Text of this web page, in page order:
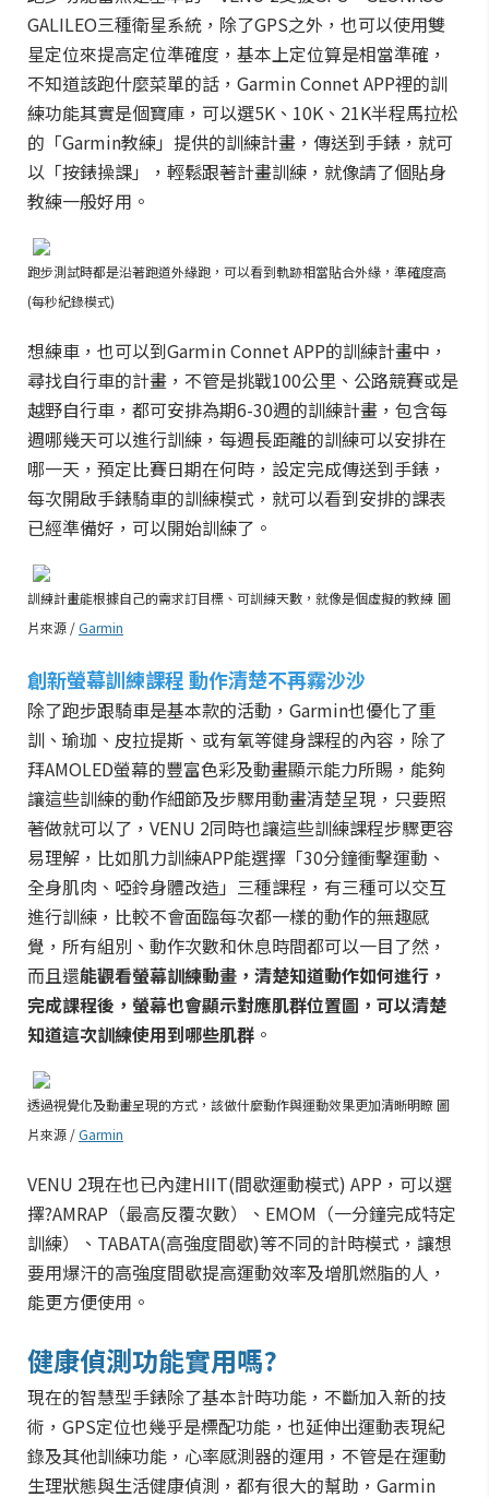
GALILEO三種衛星系統，除了GPS之外，也可以使用雙
星定位來提高定位準確度，基本上定位算是相當準確，
不知道該跑什麼菜單的話，Garmin Connet APP裡的訓
練功能其實是個寶庫，可以選5K、10K、21K半程馬拉松
的「Garmin教練」提供的訓練計畫，傳送到手錶，就可
以「按錶操課」，輕鬆跟著計畫訓練，就像請了個貼身
教練一般好用。
跑步測試時都是沿著跑道外緣跑，可以看到軌跡相當貼合外緣，準確度高
(每秒紀錄模式)
想練車，也可以到Garmin Connet APP的訓練計畫中，
尋找自行車的計畫，不管是挑戰100公里、公路競賽或是
越野自行車，都可安排為期6-30週的訓練計畫，包含每
週哪幾天可以進行訓練，每週長距離的訓練可以安排在
哪一天，預定比賽日期在何時，設定完成傳送到手錶，
每次開啟手錶騎車的訓練模式，就可以看到安排的課表
已經準備好，可以開始訓練了。
訓練計畫能根據自己的需求訂目標、可訓練天數，就像是個虛擬的教練 圖
片來源 /Garmin
創新螢幕訓練課程 動作清楚不再霧沙沙
除了跑步跟騎車是基本款的活動，Garmin也優化了重
訓、瑜珈、皮拉提斯、或有氧等健身課程的內容，除了
拜AMOLED螢幕的豐富色彩及動畫顯示能力所賜，能夠
讓這些訓練的動作細節及步驟用動畫清楚呈現，只要照
著做就可以了， VENU 2同時也讓這些訓練課程步驟更容
易理解，比如肌力訓練APP能選擇「30分鐘衝擊運動、
全身肌肉、啞鈴身體改造」三種課程，有三種可以交互
進行訓練，比較不會面臨每次都一樣的動作的無趣感
覺，所有組別、動作次數和休息時間都可以一目了然，
而且還能觀看螢幕訓練動畫，清楚知道動作如何進行，
完成課程後，螢幕也會顯示對應肌群位置圖，可以清楚
知道這次訓練使用到哪些肌群 。
透過視覺化及動畫呈現的方式，該做什麼動作與運動效果更加清晰明瞭 圖
片來源 /Garmin
VENU 2現在也已內建HIIT(間歇運動模式) APP，可以選
擇?AMRAP（最高反覆次數）、EMOM（一分鐘完成特定
訓練）、TABATA(高強度間歇)等不同的計時模式，讓想
要用爆汗的高強度間歇提高運動效率及增肌燃脂的人，
能更方便使用。
健康偵測功能實用嗎?
現在的智慧型手錶除了基本計時功能，不斷加入新的技
術，GPS定位也幾乎是標配功能，也延伸出運動表現紀
錄及其他訓練功能，心率感測器的運用，不管是在運動
生理狀態與生活健康偵測，都有很大的幫助，Garmin